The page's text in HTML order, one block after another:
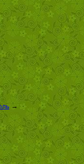
→